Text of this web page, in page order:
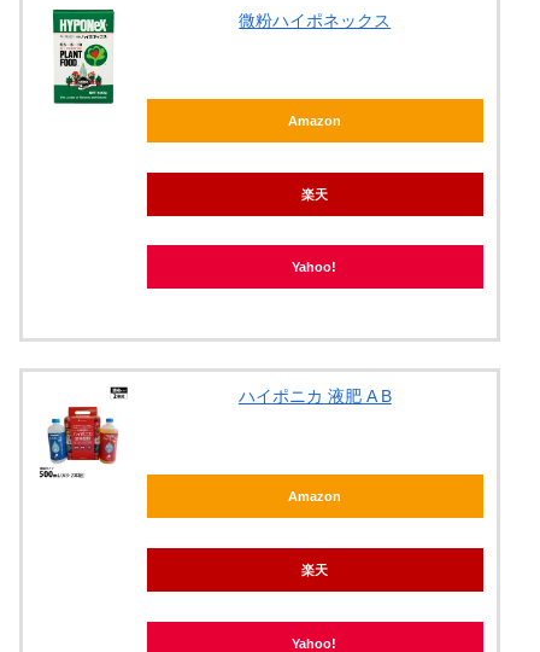
微粉ハイポネックス
Amazon
楽天
Yahoo!
ハイポニカ 液肥 A B
Amazon
楽天
Yahoo!